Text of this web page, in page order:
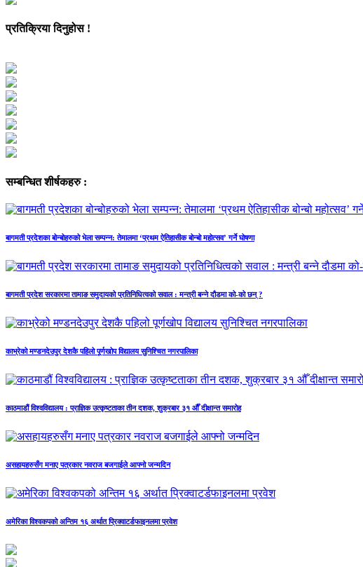
प्रतिक्रिया दिनुहोस !
सम्बन्धित शीर्षकहरु :
बागमती प्रदेशका बोन्बोहरुको भेला सम्पन्न: तेमालमा ‘प्रथम ऐतिहासीक बोन्बो महोत्सव’ गर्ने घोषणा
बागमती प्रदेश सरकारमा तामाङ समुदायको प्रतिनिधित्वको सवाल : मन्त्री बन्ने दौडमा को‐को छन् ?
काभ्रेको मण्डनदेउपुर देशकै पहिलो पूर्णखोप विद्यालय सुनिश्चित नगरपालिका
काठमाडौं विश्वविद्यालय : प्राज्ञिक उत्कृष्टताका तीन दशक, शुक्रबार ३१ औँ दीक्षान्त समारोह
असहायहरुसँग मनाए पत्रकार नवराज बजगाईले आफ्नो जन्मदिन
अमेरिका विश्वकपको अन्तिम १६ अर्थात प्रिक्वाटर्डफाइनलमा प्रवेश